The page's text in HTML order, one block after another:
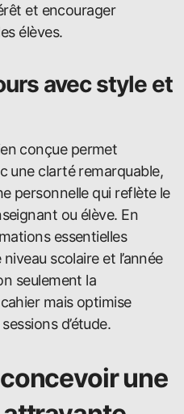
et encourager
élèves.
avec style et
conçue permet
une clarté remarquable,
personnelle qui reflète le
ou élève. En
essentielles
scolaire et l’année
seulement la
mais optimise
d’étude.
une